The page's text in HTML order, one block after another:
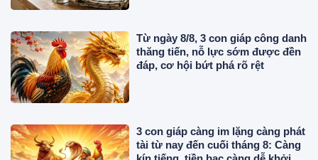
Từ ngày 8/8, 3 con giáp công danh
thăng tiến, nỗ lực sớm được đền
đáp, cơ hội bứt phá rõ rệt
3 con giáp càng im lặng càng phát
tài từ nay đến cuối tháng 8: Càng